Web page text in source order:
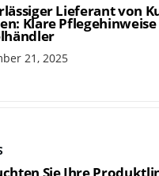
Lieferant von
Klare
21, 2025